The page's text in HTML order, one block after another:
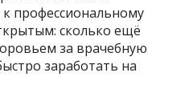
профессиональному
сколько ещё
за врачебную
заработать на